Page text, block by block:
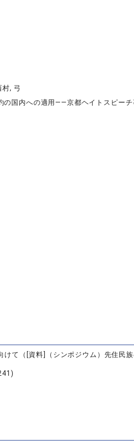
, 弓
の国内への適用――京都ヘイトスピー
けて（[資料]（シンポジウム）先住民